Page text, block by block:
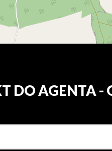
DO AGENTA -